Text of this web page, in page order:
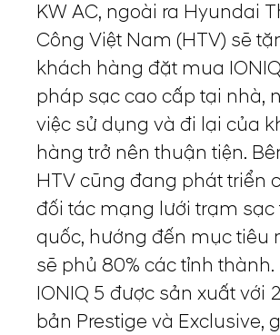
KW AC, ngoài ra Hyundai
Công Việt Nam (HTV) sẽ
khách hàng đặt mua
pháp sạc cao cấp tại nhà,
việc sử dụng và đi lại của
hàng trở nên thuận tiện.
HTV cũng đang phát triển
đối tác mạng lưới trạm sạc
quốc, hướng đến mục tiêu
sẽ phủ 80% các tỉnh thành.
IONIQ 5 được sản xuất với
bản Prestige và Exclusive,